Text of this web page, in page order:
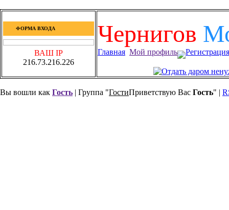
ФОРМА ВХОДА
ВАШ IP
216.73.216.226
Чернигов
Главная Мой профиль Регистрация
Вы вошли как Гость | Группа "ГостиПриветствую Вас Гость" |